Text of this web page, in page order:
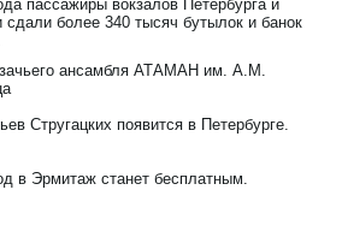
пассажиры вокзалов Петербурга и
сдали более 340 тысяч бутылок и банок
ансамбля АТАМАН им. А.М.
Стругацких появится в Петербурге‍.
в Эрмитаж станет бесплатным.